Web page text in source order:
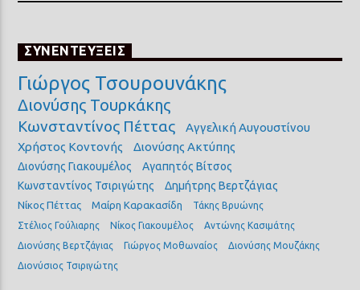
ΣΥΝΕΝΤΕΥΞΕΙΣ
Γιώργος Τσουρουνάκης
Διονύσης Τουρκάκης
Κωνσταντίνος Πέττας
Αγγελική Αυγουστίνου
Χρήστος Κοντονής
Διονύσης Ακτύπης
Διονύσης Γιακουμέλος
Αγαπητός Βίτσος
Κωνσταντίνος Τσιριγώτης
Δημήτρης Βερτζάγιας
Νίκος Πέττας Μαίρη Καρακασίδη
Τάκης Βρυώνης
Στέλιος Γούλιαρης
Νίκος Γιακουμέλος
Αντώνης Κασιμάτης
Διονύσης Βερτζάγιας
Γιώργος Μοθωναίος
Διονύσης Μουζάκης
Διονύσιος Τσιριγώτης